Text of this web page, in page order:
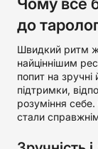
до
Швидкий ритм
найціннішим
попит на
підтримки,
розуміння
стали